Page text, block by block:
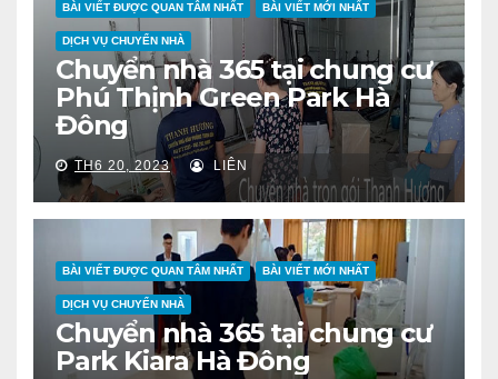
BÀI VIẾT ĐƯỢC QUAN TÂM NHẤT BÀI VIẾT MỚI NHẤT
DỊCH VỤ CHUYỂN NHÀ
Chuyển nhà 365 tại chung cư
Phú Thịnh Green Park Hà
Đông
TH6 20, 2023 LIÊN
BÀI VIẾT ĐƯỢC QUAN TÂM NHẤT BÀI VIẾT MỚI NHẤT
DỊCH VỤ CHUYỂN NHÀ
Chuyển nhà 365 tại chung cư
Park Kiara Hà Đông